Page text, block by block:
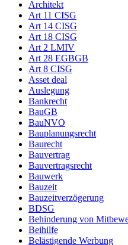
Architekt
Art 11 CISG
Art 14 CISG
Art 18 CISG
Art 2 LMIV
Art 28 EGBGB
Art 8 CISG
Asset deal
Auslegung
Bankrecht
BauGB
BauNVO
Bauplanungsrecht
Baurecht
Bauvertrag
Bauvertragsrecht
Bauwerk
Bauzeit
Bauzeitverzögerung
BDSG
Behinderung von
Beihilfe
Belästigende Werbung